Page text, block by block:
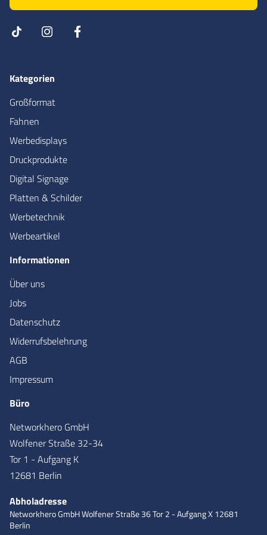
Kategorien
Großformat
Fahnen
Werbedisplays
Druckprodukte
Digital Signage
Platten & Schilder
Werbetechnik
Werbeartikel
Informationen
Über uns
Jobs
Datenschutz
Widerrufsbelehrung
AGB
Impressum
Büro
Networkhero GmbH
Wolfener Straße 32-34
Tor 1 - Aufgang K
12681 Berlin
Abholadresse
Networkhero GmbHWolfener Straße 36Tor 2 - Aufgang X12681
Berlin